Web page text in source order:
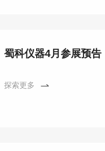
蜀科仪器4月参展预告
探索更多